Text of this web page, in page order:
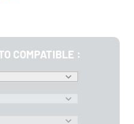
COMPATIBLE :